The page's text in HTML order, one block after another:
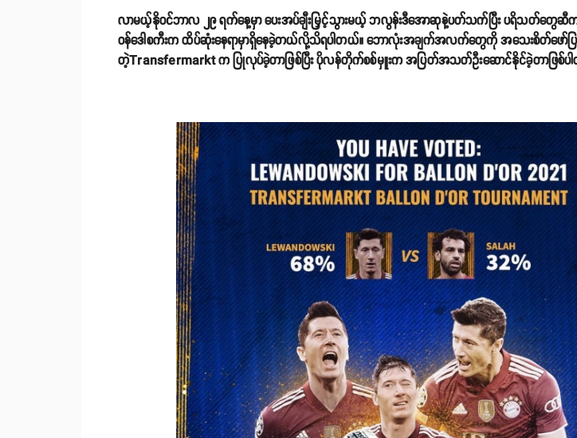
လာမယ့်နိုဝင်ဘာလ ၂၉ ရက်နေ့မှာ ပေးအပ်ချီးမြှင့်သွားမယ့် ဘလွန်းဒီအောဆုနဲ့ပတ်သက်ပြီး ပရိသတ်တွေဆီ
ဝန်ဒေါစကီးက ထိပ်ဆုံးနေရာမှာရှိနေခဲ့တယ်လို့သိရပါတယ်။ ဘောလုံးအချက်အလက်တွေကို အသေးစိတ်ဖော်ပ
တဲ့Transfermarkt က ပြုလုပ်ခဲ့တာဖြစ်ပြီး ပိုလန်တိုက်စစ်မှူးက အပြတ်အသတ်ဦးဆောင်နိုင်ခဲ့တာဖြစ်ပ